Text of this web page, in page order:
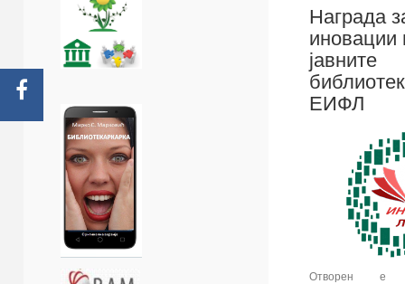
Награда
иновации
јавните
ЕИФЛ
Отворен е